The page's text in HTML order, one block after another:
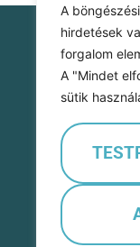
A
hirdetések
forgalom
A "Mindet
sütik
Szofi
1107
Szállás
adószám:
e-mail cím:
Hívj